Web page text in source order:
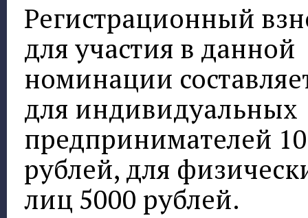
Регистрационный
для участия в данной
номинации
для индивидуальных
предпринимателей
рублей, для
лиц 5000 рублей.